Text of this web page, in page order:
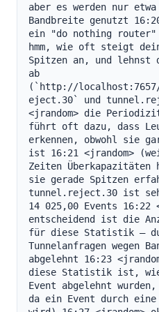
aber es werden nur etwa
Bandbreite genutzt
ein "do nothing router"
hmm, wie oft steigt
Spitzen an, und lehnst
ab
(`http://
eject.30` und
<jrandom> die
führt oft dazu, dass
erkennen, obwohl sie
ist 16:21 <jrandom>
Zeiten Überkapazitäten
sie gerade Spitzen
tunnel.reject.30 ist
14 025,00 Events 16:22
entscheidend ist die
für diese Statistik –
Tunnelanfragen wegen
abgelehnt 16:23
diese Statistik ist, wie
Event abgelehnt
da ein Event durch